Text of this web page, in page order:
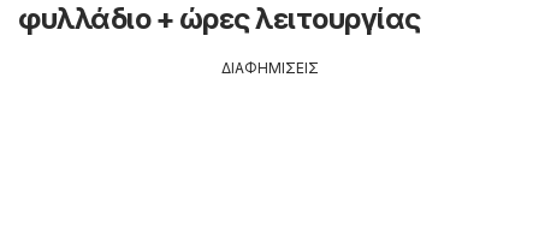
φυλλάδιο + ώρες λειτουργίας
ΔΙΑΦΗΜΙΣΕΙΣ